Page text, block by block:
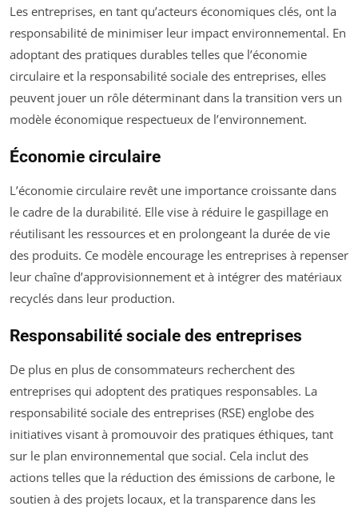
Les entreprises, en tant qu’acteurs économiques clés, ont la
responsabilité de minimiser leur impact environnemental. En
adoptant des pratiques durables telles que l’économie
circulaire et la responsabilité sociale des entreprises, elles
peuvent jouer un rôle déterminant dans la transition vers un
modèle économique respectueux de l’environnement.
Économie circulaire
L’économie circulaire revêt une importance croissante dans
le cadre de la durabilité. Elle vise à réduire le gaspillage en
réutilisant les ressources et en prolongeant la durée de vie
des produits. Ce modèle encourage les entreprises à repenser
leur chaîne d’approvisionnement et à intégrer des matériaux
recyclés dans leur production.
Responsabilité sociale des entreprises
De plus en plus de consommateurs recherchent des
entreprises qui adoptent des pratiques responsables. La
responsabilité sociale des entreprises (RSE) englobe des
initiatives visant à promouvoir des pratiques éthiques, tant
sur le plan environnemental que social. Cela inclut des
actions telles que la réduction des émissions de carbone, le
soutien à des projets locaux, et la transparence dans les